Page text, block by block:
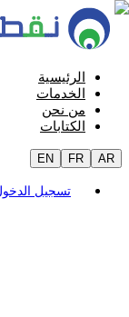
الرئيسية
الخدمات
من نحن
الكتابات
EN FR AR
تسجيل الدخول